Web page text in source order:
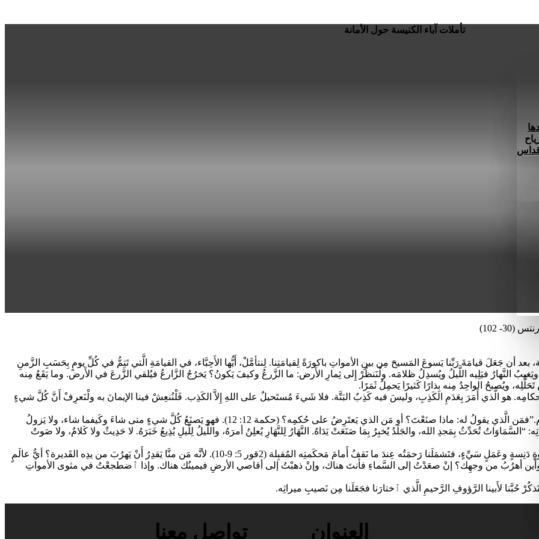
قداس
تأملات آباء الكنيسة حول الأمانة
بعد أن جَعَلَ قيامَةَ رَبِّنا يَسوعَ المَسيحَ مِن بينِ الأمواتِ باكورَةً لِقيامَتِنا. لِنتأمَّلْ، أَيُّها الأَحِبَّاء، في القيامَةِ الَّتي تَتِمُّ في كُلِّ يومٍ بِحَسَبِ الزَّمنِ
ويَغيبُ النَّهارُ فيَلِيه اللَّيلُ ويُسدِلُ ظلامَه. ولْنَنظُرْ إِلى ثِمارِ الأَرض: ما الزَّرعُ وكيفَ يَكونُ؟ يَخرُجُ الزَّارعُ فيُلقي الزَّرعَ في الأَرض. وما يَقَعُ مِنه
ويُصبحُ الواحِدُ مِنه بِذارًا كَثيرًا يَحمِلُ ثَمَرًا.
هو الَّذي أَمَرَ بِعَدَمِ الكَذِبِ، وليسَ فيه كَذِبٌ البَتَّة. فلا شَيءَ مُستَحيلٌ على اللهِ إِلاَّ الكَذِب. فَلْنُنعِشْ فينا الإيمانَ به ولْنَعرِفْ أَنَّ كُلَّ شيءٍ
كَوَّنَ كلَّ شيءٍ بكَلِمَةٍ منه، وبِكَلِمةٍ منه يَقدِرُ أن يُعيدَ كلَّ شيءٍ إلى العَدَم.”فمَن الَّذي يقولُ له: ماذا صنَعْتَ؟ أو مَن الذي يَعتَرِضُ على حُكمِه؟ (حكمة 12: 12). فهو يَصنَعُ كُلَّ شيءٍ متى شاءَ وكَيفما شاء، ولا يَزولُ
تُحَدِّثُ بِمَجدِ الله، والجَلَدُ يُخبِرُ بِمَا صَنَعَتْ يَدَاهُ. النَّهَارُ لِلنَّهَارِ يُعلِنُ أمرَهُ، واللَّيلُ لِلَّيلِ يُذِيعُ خَبَرَهُ. لا حَدِيثٌ ولا كَلامٌ، ولا صَوتٌ
فَلْنَخَفِ اللهَ الَّذي يَرى كُلَّ شيءٍ ويَسمعُ كُلَّ شيء، ولْنَبتعِدْ عن كُلِّ شَهوةٍ دَنِسةٍ وعَمَلٍ سَيِّءٍ، فتَشمَلَنا رَحمَتُه عِندَ ما نَقفُ أَمامَ مَحكَمتِه المُقبِلة (2قور 5: 9-10). لأنَّه مَن منَّا يَقدِرُ أَنْ يَهرُبَ من يدِه القَديرة؟ أيُّ عالَمٍ
أهرُبُ من وجهِك؟ إنْ صعَدْتُ إلى السَّماءِ فأنتَ هناك، وإنْ ذهبْتُ إلى أقاصي الأرضِ فيمينُك هناك. وإذا ٱضطجعْتُ في مثوى الأمواتِ
حُبَّنا لأَبينا الرَّؤوفِ الرَّحيمِ الَّذي ٱختارَنا فجَعَلَنا مِن نَصيبِ ميراثِه.
العنوان تواصل معنا